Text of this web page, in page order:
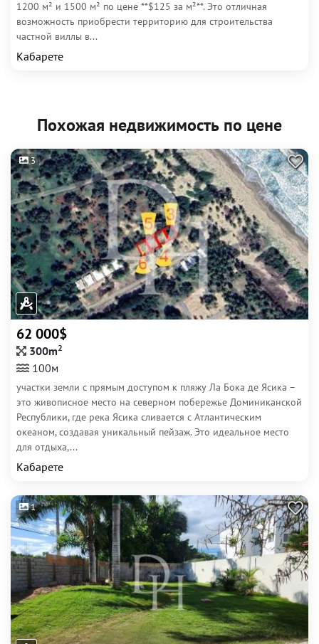
1200 м² и 1500 м² по цене **$125 за м²**. Это отличная
возможность приобрести территорию для строительства
частной виллы в...
Кабарете
Похожая недвижимость по цене
3
62 000$
300m2
100м
участки земли с прямым доступом к пляжу Ла Бока де Ясика –
это живописное место на северном побережье Доминиканской
Республики, где река Ясика сливается с Атлантическим
океаном, создавая уникальный пейзаж. Это идеальное место
для отдыха,...
Кабарете
1